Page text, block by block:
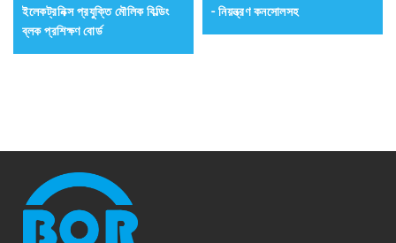
ইলেকট্রনিক্স প্রযুক্তি মৌলিক বিল্ডিং
ব্লক প্রশিক্ষণ বোর্ড
- নিয়ন্ত্রণ কনসোলসহ